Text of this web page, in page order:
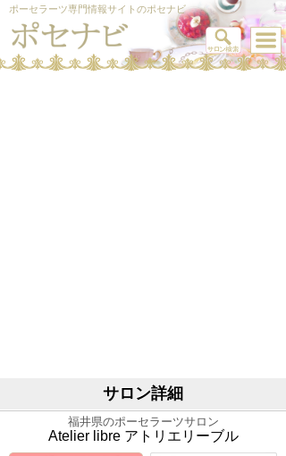
ポーセラーツ専門情報サイトのポセナビ
サロン詳細
福井県のポーセラーツサロン
Atelier libre アトリエリーブル